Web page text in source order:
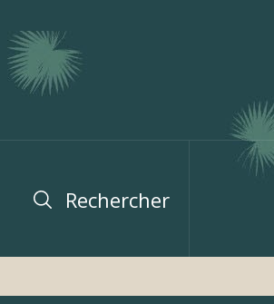
Rechercher